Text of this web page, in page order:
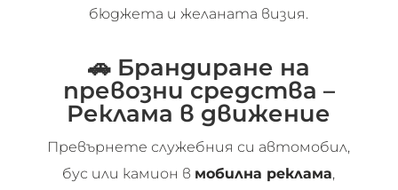
бюджета и желаната визия.
🚗 Брандиране на
превозни средства –
Реклама в движение
Превърнете служебния си автомобил,
бус или камион в мобилна реклама,